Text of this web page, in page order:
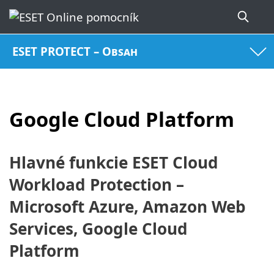
ESET PROTECT – Obsah
Google Cloud Platform
Hlavné funkcie ESET Cloud
Workload Protection –
Microsoft Azure, Amazon Web
Services, Google Cloud
Platform